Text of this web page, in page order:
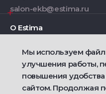
salon-ekb@estima.ru
О Estima
Дизайнерам
Фирменные салоны
Мы используем
улучшения работы,
повышения
сайтом. Продолжая